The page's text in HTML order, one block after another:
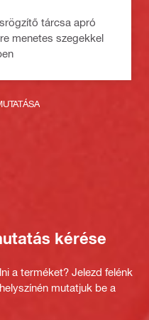
tárcsa apró
menetes szegekkel
kérése
a terméket? Jelezd felénk
mutatjuk be a